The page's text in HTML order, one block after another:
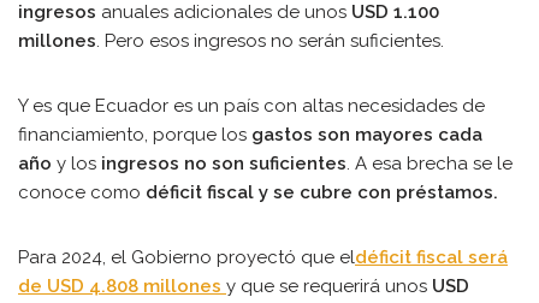
ingresos anuales adicionales de unos USD 1.100
millones. Pero esos ingresos no serán suficientes.
Y es que Ecuador es un país con altas necesidades de
financiamiento, porque los gastos son mayores cada
año y los ingresos no son suficientes. A esa brecha se le
conoce como déficit fiscal y se cubre con préstamos.
Para 2024, el Gobierno proyectó que eldéficit fiscal será
de USD 4.808 millones y que se requerirá unos USD